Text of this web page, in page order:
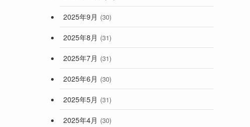
2025年9月 (30)
2025年8月 (31)
2025年7月 (31)
2025年6月 (30)
2025年5月 (31)
2025年4月 (30)